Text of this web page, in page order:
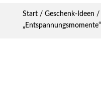
Start/ Geschenk-Ideen /
„Entspannungsmomente“